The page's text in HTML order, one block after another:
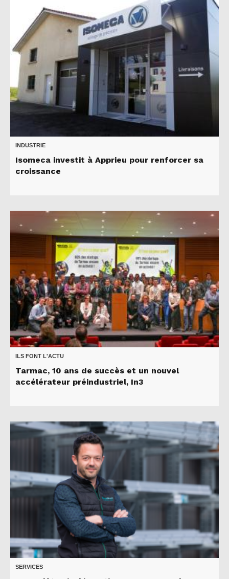
INDUSTRIE
Isomeca investit à Apprieu pour renforcer sa
croissance
ILS FONT L'ACTU
Tarmac, 10 ans de succès et un nouvel
accélérateur préindustriel, In3
SERVICES